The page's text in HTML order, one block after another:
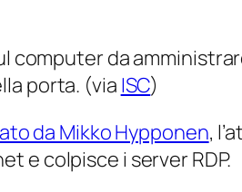
da
porta. (via ISC)
da Mikko Hypponen,
e colpisce i server RDP.